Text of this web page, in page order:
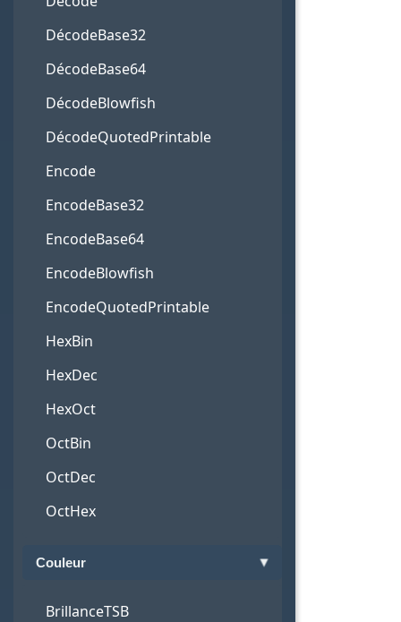
DécodeBase32
DécodeBase64
DécodeBlowfish
DécodeQuotedPrintable
Encode
EncodeBase32
EncodeBase64
EncodeBlowfish
EncodeQuotedPrintable
HexBin
HexDec
HexOct
OctBin
OctDec
OctHex
Couleur
BrillanceTSB